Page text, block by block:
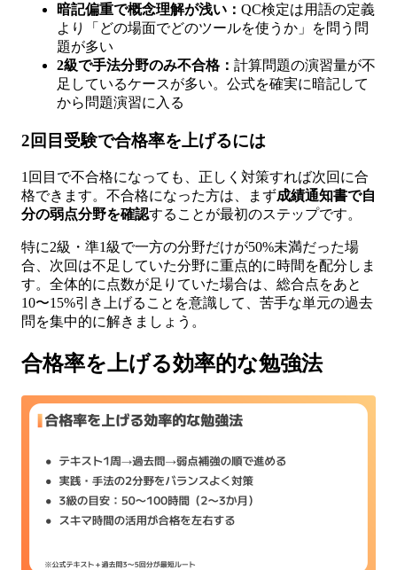
暗記偏重で概念理解が浅い： QC検定は用語の定義
より「どの場面でどのツールを使うか」を問う問
題が多い
2級で手法分野のみ不合格： 計算問題の演習量が不
足しているケースが多い。公式を確実に暗記して
から問題演習に入る
2回目受験で合格率を上げるには
1回目で不合格になっても、正しく対策すれば次回に合
格できます。不合格になった方は、まず成績通知書で自
分の弱点分野を確認することが最初のステップです。
特に2級・準1級で一方の分野だけが50%未満だった場
合、次回は不足していた分野に重点的に時間を配分しま
す。全体的に点数が足りていた場合は、総合点をあと
10〜15%引き上げることを意識して、苦手な単元の過去
問を集中的に解きましょう。
合格率を上げる効率的な勉強法